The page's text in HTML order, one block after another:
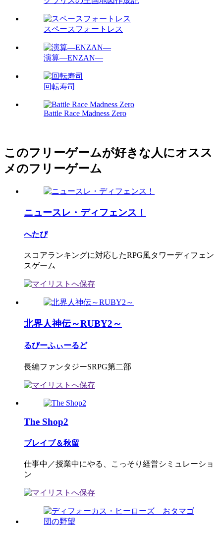
スペースフォートレス
演算―ENZAN―
回転寿司
Battle Race Madness Zero
このフリーゲームが好きな人にオスス
メのフリーゲーム
ニュースレ・ディフェンス！
へたぴ
スコアランキングに対応したRPG風タワーディフェン
スゲーム
北界人神伝～RUBY2～
るびーふぃーるど
長編ファンタジーSRPG第二部
The Shop2
ブレイブ＆秋留
仕事中／授業中にやる、こっそり経営シミュレーショ
ン